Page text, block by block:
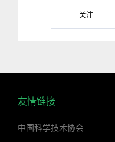
关注
友情链接
中国科学技术协会